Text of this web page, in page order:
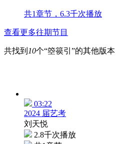
共1章节，6.3千次播放
查看更多往期节目
共找到 10个“箜篌引”的其他版本
03:22
2024 届艺考
刘天悦
2.8千次播放